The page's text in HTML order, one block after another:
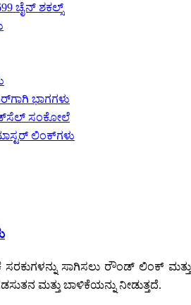
ಚೈನ್ ಶಕಲ್ಸ್
ಭಾಗಗಳು
ಸಂಕೋಲೆ
ಲಿಂಕ್‌ಗಳು
ಸರಕುಗಳನ್ನು ಸಾಗಿಸಲು ರೌಂಡ್ ಲಿಂಕ್
ಮತ್ತು ಬಾಳಿಕೆಯನ್ನು ನೀಡುತ್ತದೆ.